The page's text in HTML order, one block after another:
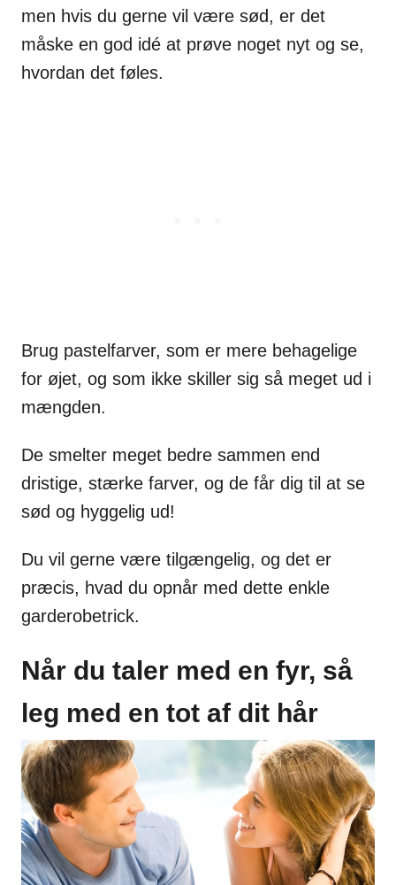
men hvis du gerne vil være sød, er det
måske en god idé at prøve noget nyt og se,
hvordan det føles.
Brug pastelfarver, som er mere behagelige
for øjet, og som ikke skiller sig så meget ud i
mængden.
De smelter meget bedre sammen end
dristige, stærke farver, og de får dig til at se
sød og hyggelig ud!
Du vil gerne være tilgængelig, og det er
præcis, hvad du opnår med dette enkle
garderobetrick.
Når du taler med en fyr, så
leg med en tot af dit hår